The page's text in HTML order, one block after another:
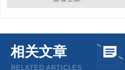
相关文章
RELATED ARTICLES